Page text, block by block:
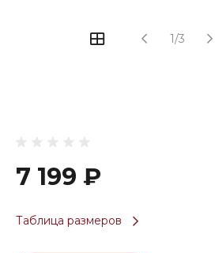
1/3
7 199 ₽
Таблица размеров